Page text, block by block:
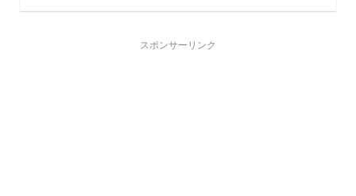
スポンサーリンク